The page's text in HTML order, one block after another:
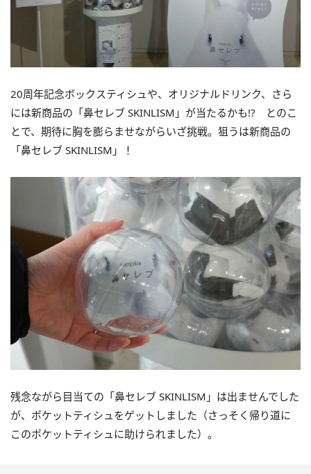
20周年記念ボックスティシュや、オリジナルドリンク、さら
には新商品の「鼻セレブ SKINLISM」が当たるかも!? とのこ
とで、期待に胸を膨らませながらいざ挑戦。狙うは新商品の
「鼻セレブ SKINLISM」！
残念ながら目当ての「鼻セレブ SKINLISM」は出ませんでした
が、ポケットティシュをゲットしました（さっそく帰り道に
このポケットティシュに助けられました）。